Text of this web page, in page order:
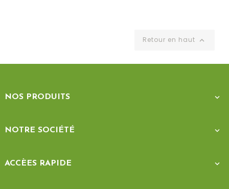
Retour en haut 
NOS PRODUITS 
NOTRE SOCIÉTÉ 
ACCÈES RAPIDE 